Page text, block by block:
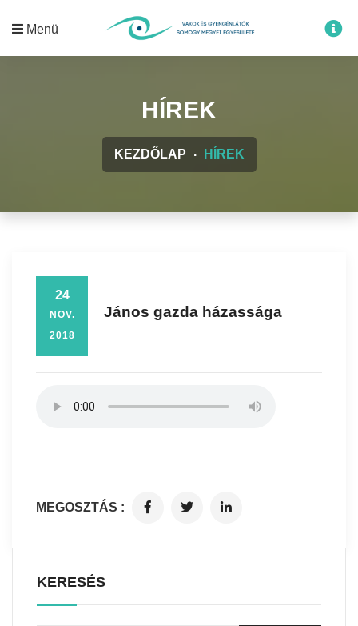
Menü
HÍREK
KEZDŐLAP HÍREK
24
NOV.
2018
János gazda házassága
MEGOSZTÁS :
KERESÉS